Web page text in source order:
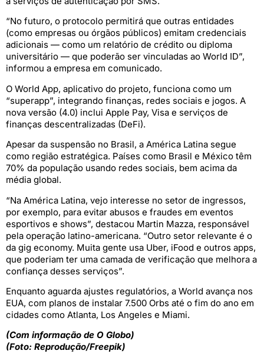
“No futuro, o protocolo permitirá que outras entidades
(como empresas ou órgãos públicos) emitam credenciais
adicionais — como um relatório de crédito ou diploma
universitário — que poderão ser vinculadas ao World ID”,
informou a empresa em comunicado.
O World App, aplicativo do projeto, funciona como um
“superapp”, integrando finanças, redes sociais e jogos. A
nova versão (4.0) inclui Apple Pay, Visa e serviços de
finanças descentralizadas (DeFi).
Apesar da suspensão no Brasil, a América Latina segue
como região estratégica. Países como Brasil e México têm
70% da população usando redes sociais, bem acima da
média global.
“Na América Latina, vejo interesse no setor de ingressos,
por exemplo, para evitar abusos e fraudes em eventos
esportivos e shows”, destacou Martin Mazza, responsável
pela operação latino-americana. “Outro setor relevante é o
da gig economy. Muita gente usa Uber, iFood e outros apps,
que poderiam ter uma camada de verificação que melhora a
confiança desses serviços”.
Enquanto aguarda ajustes regulatórios, a World avança nos
EUA, com planos de instalar 7.500 Orbs até o fim do ano em
cidades como Atlanta, Los Angeles e Miami.
(Com informação de O Globo)
(Foto: Reprodução/Freepik)